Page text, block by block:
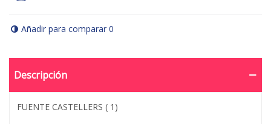
Añadir para comparar 0
Descripción
FUENTE CASTELLERS ( 1)